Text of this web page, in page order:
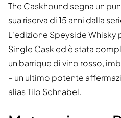
The Caskhound segna un
sua riserva di 15 anni dalla
L'edizione Speyside Whisky
Single Cask ed è stata
un barrique di vino rosso,
– un ultimo potente
alias Tilo Schnabel.